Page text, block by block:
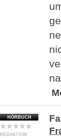
HÖRBUCH
REDAKTION